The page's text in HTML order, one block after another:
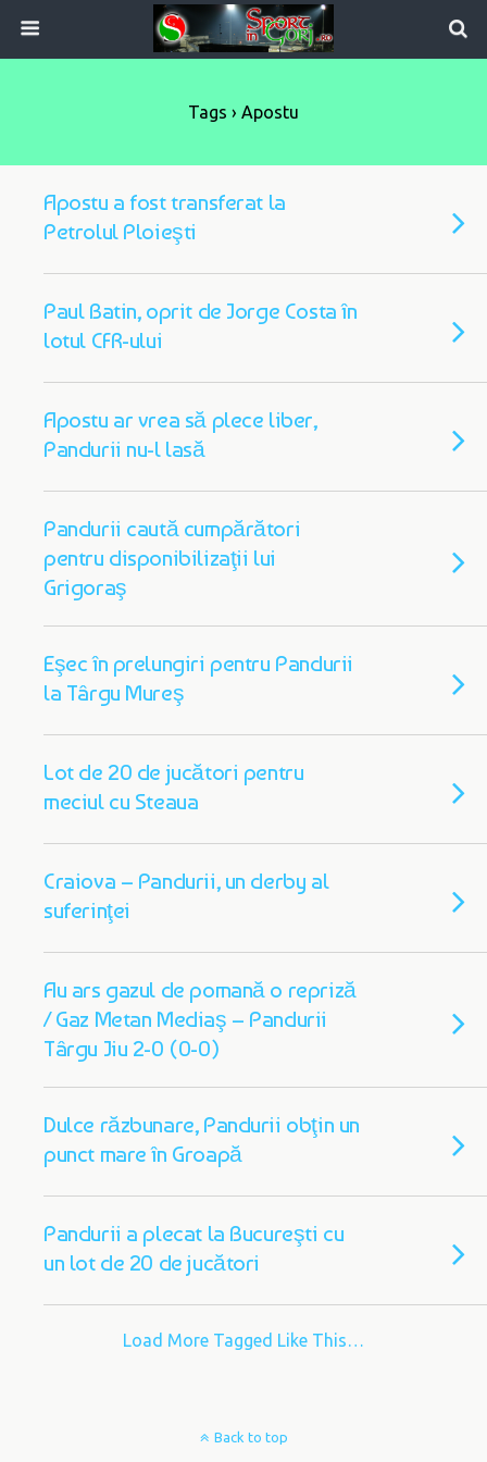
Tags › Apostu
Apostu a fost transferat la
Petrolul Ploieşti
Paul Batin, oprit de Jorge Costa în
lotul CFR-ului
Apostu ar vrea să plece liber,
Pandurii nu-l lasă
Pandurii caută cumpărători
pentru disponibilizaţii lui
Grigoraş
Eşec în prelungiri pentru Pandurii
la Târgu Mureş
Lot de 20 de jucători pentru
meciul cu Steaua
Craiova – Pandurii, un derby al
suferinţei
Au ars gazul de pomană o repriză
/ Gaz Metan Mediaş – Pandurii
Târgu Jiu 2-0 (0-0)
Dulce răzbunare, Pandurii obţin un
punct mare în Groapă
Pandurii a plecat la Bucureşti cu
un lot de 20 de jucători
Load More Tagged Like This…
Back to top